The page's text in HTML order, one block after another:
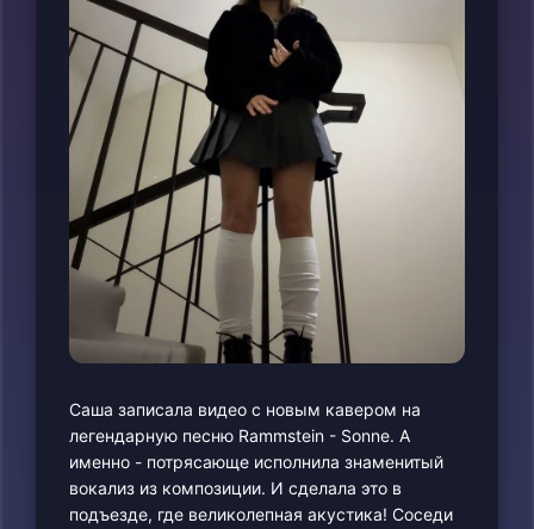
Саша записала видео с новым кавером на
легендарную песню Rammstein - Sonne. А
именно - потрясающе исполнила знаменитый
вокализ из композиции. И сделала это в
подъезде, где великолепная акустика! Соседи